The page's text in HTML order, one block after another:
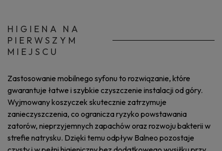
HIGIENA NA
PIERWSZYM
MIEJSCU
Zastosowanie mobilnego syfonu to rozwiązanie, które
gwarantuje łatwe i szybkie czyszczenie instalacji od góry.
Wyjmowany koszyczek skutecznie zatrzymuje
zanieczyszczenia, co ogranicza ryzyko powstawania
zatorów, nieprzyjemnych zapachów oraz rozwoju bakterii w
strefie natrysku. Dzięki temu odpływ Balneo pozostaje